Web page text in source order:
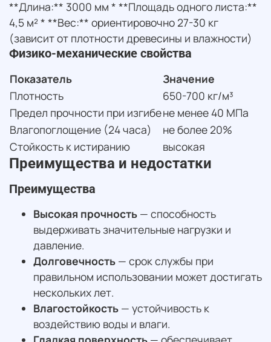
**Длина:** 3000 мм * **Площадь одного листа:**
4,5 м² * **Вес:** ориентировочно 27-30 кг
(зависит от плотности древесины и влажности)
Физико-механические свойства
Показатель
Значение
Плотность
650-700 кг/м³
Предел прочности при изгибене менее 40 МПа
Влагопоглощение (24 часа)
не более 20%
Стойкость к истиранию
высокая
Преимущества и недостатки
Преимущества
Высокая прочность — способность
выдерживать значительные нагрузки и
давление.
Долговечность — срок службы при
правильном использовании может достигать
нескольких лет.
Влагостойкость — устойчивость к
воздействию воды и влаги.